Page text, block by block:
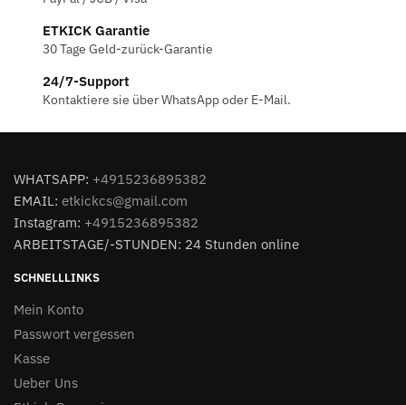
ETKICK Garantie
30 Tage Geld-zurück-Garantie
24/7-Support
Kontaktiere sie über WhatsApp oder E-Mail.
WHATSAPP: +4915236895382
EMAIL: etkickcs@gmail.com
Instagram: +4915236895382
ARBEITSTAGE/-STUNDEN: 24 Stunden online
SCHNELLLINKS
Mein Konto
Passwort vergessen
Kasse
Ueber Uns